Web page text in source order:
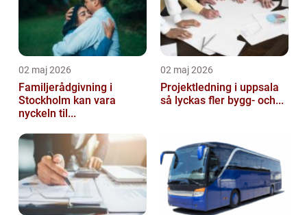
02 maj 2026
Familjerådgivning i
Stockholm kan vara
nyckeln til...
02 maj 2026
Projektledning i uppsala
så lyckas fler bygg- och...